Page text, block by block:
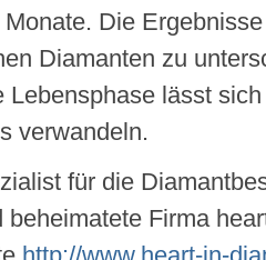
Die
Diamanten zu
Lebensphase lässt
verwandeln.
für die
beheimatete Firma